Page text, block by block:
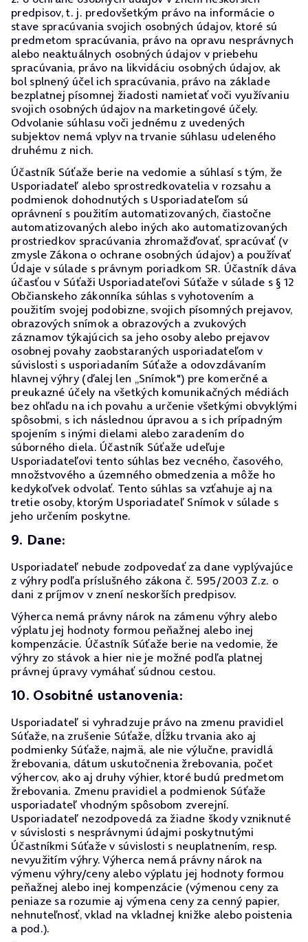
predpisov, t. j. predovšetkým právo na informácie o
stave spracúvania svojich osobných údajov, ktoré sú
predmetom spracúvania, právo na opravu nesprávnych
alebo neaktuálnych osobných údajov v priebehu
spracúvania, právo na likvidáciu osobných údajov, ak
bol splnený účel ich spracúvania, právo na základe
bezplatnej písomnej žiadosti namietať voči využívaniu
svojich osobných údajov na marketingové účely.
Odvolanie súhlasu voči jednému z uvedených
subjektov nemá vplyv na trvanie súhlasu udeleného
druhému z nich.
Účastník Súťaže berie na vedomie a súhlasí s tým, že
Usporiadateľ alebo sprostredkovatelia v rozsahu a
podmienok dohodnutých s Usporiadateľom sú
oprávnení s použitím automatizovaných, čiastočne
automatizovaných alebo iných ako automatizovaných
prostriedkov spracúvania zhromažďovať, spracúvať (v
zmysle Zákona o ochrane osobných údajov) a používať
Údaje v súlade s právnym poriadkom SR. Účastník dáva
účasťou v Súťaži Usporiadateľovi Súťaže v súlade s § 12
Občianskeho zákonníka súhlas s vyhotovením a
použitím svojej podobizne, svojich písomných prejavov,
obrazových snímok a obrazových a zvukových
záznamov týkajúcich sa jeho osoby alebo prejavov
osobnej povahy zaobstaraných usporiadateľom v
súvislosti s usporiadaním Súťaže a odovzdávaním
hlavnej výhry (ďalej len „Snímok") pre komerčné a
preukazné účely na všetkých komunikačných médiách
bez ohľadu na ich povahu a určenie všetkými obvyklými
spôsobmi, s ich následnou úpravou a s ich prípadným
spojením s inými dielami alebo zaradením do
súborného diela. Účastník Súťaže udeľuje
Usporiadateľovi tento súhlas bez vecného, časového,
množstvového a územného obmedzenia a môže ho
kedykoľvek odvolať. Tento súhlas sa vzťahuje aj na
tretie osoby, ktorým Usporiadateľ Snímok v súlade s
jeho určením poskytne.
9. Dane:
Usporiadateľ nebude zodpovedať za dane vyplývajúce
z výhry podľa príslušného zákona č. 595/2003 Z.z. o
dani z príjmov v znení neskorších predpisov.
Výherca nemá právny nárok na zámenu výhry alebo
výplatu jej hodnoty formou peňažnej alebo inej
kompenzácie. Účastník Súťaže berie na vedomie, že
výhry zo stávok a hier nie je možné podľa platnej
právnej úpravy vymáhať súdnou cestou.
10. Osobitné ustanovenia:
Usporiadateľ si vyhradzuje právo na zmenu pravidiel
Súťaže, na zrušenie Súťaže, dĺžku trvania ako aj
podmienky Súťaže, najmä, ale nie výlučne, pravidlá
žrebovania, dátum uskutočnenia žrebovania, počet
výhercov, ako aj druhy výhier, ktoré budú predmetom
žrebovania. Zmenu pravidiel a podmienok Súťaže
usporiadateľ vhodným spôsobom zverejní.
Usporiadateľ nezodpovedá za žiadne škody vzniknuté
v súvislosti s nesprávnymi údajmi poskytnutými
Účastníkmi Súťaže v súvislosti s neuplatnením, resp.
nevyužitím výhry. Výherca nemá právny nárok na
výmenu výhry/ceny alebo výplatu jej hodnoty formou
peňažnej alebo inej kompenzácie (výmenou ceny za
peniaze sa rozumie aj výmena ceny za cenný papier,
nehnuteľnosť, vklad na vkladnej knižke alebo poistenia
a pod.).